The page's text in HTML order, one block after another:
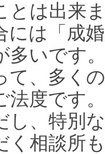
とは出来
には「成
多いです。
て、多く
法度です。
し、特別
く相談所